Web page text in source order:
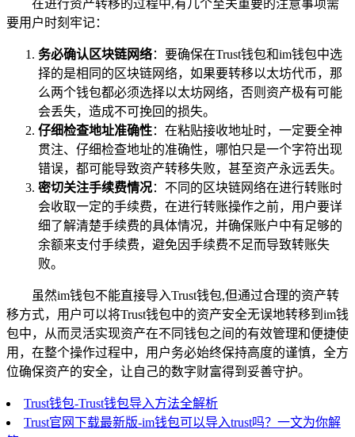
在进行资产转移的过程中,有几个至关重要的注意事项需
要用户时刻牢记：
务必确认区块链网络：要确保在Trust钱包和im钱包中选
择的是相同的区块链网络，如果要转移以太坊代币，那
么两个钱包都必须选择以太坊网络，否则资产极有可能
会丢失，造成不可挽回的损失。
仔细检查地址准确性：在粘贴接收地址时，一定要全神
贯注、仔细检查地址的准确性，哪怕只是一个字符出现
错误，都可能导致资产转移失败，甚至资产永远丢失。
密切关注手续费情况：不同的区块链网络在进行转账时
会收取一定的手续费，在进行转账操作之前，用户要详
细了解清楚手续费的具体情况，并确保账户中有足够的
余额来支付手续费，避免因手续费不足而导致转账失
败。
虽然im钱包不能直接导入Trust钱包,但通过合理的资产转
移方式，用户可以将Trust钱包中的资产安全无误地转移到im钱
包中，从而灵活实现资产在不同钱包之间的有效管理和便捷使
用，在整个操作过程中，用户务必始终保持高度的谨慎，全方
位确保资产的安全，让自己的数字财富得到妥善守护。
Trust钱包-Trust钱包导入方法全解析
Trust官网下载最新版-im钱包可以导入trust吗？一文为你解